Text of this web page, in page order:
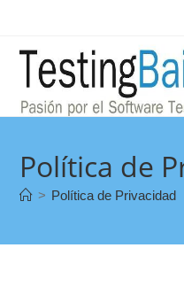
Política de
> Política de Privacidad